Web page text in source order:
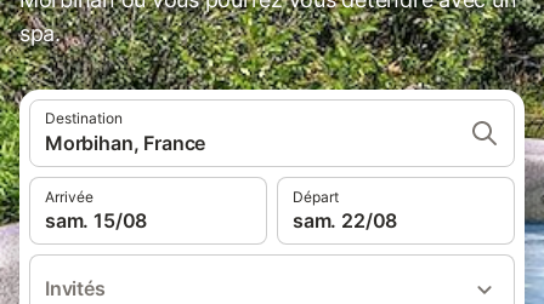
spa.
Destination
Morbihan, France
Arrivée
sam. 15/08
Départ
sam. 22/08
Invités